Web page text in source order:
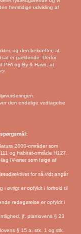
fremtidige udvikling af
og den bekræfter, at
er gældende. Derfor
PFA og By & Havn, at
den endelige vedtagelse
2000-områder som
og habitat-område H127.
IV-arter som følge af
for så vidt angår
i øvrigt er opfyldt i forhold til
redegørelse er opfyldt i
jf. planlovens § 23
§ 15 a, stk. 1 og stk.